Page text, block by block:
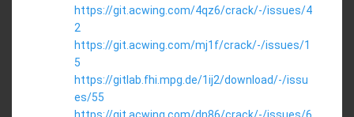
https://git.acwing.com/4qz6/crack/-/issues/4
2
https://git.acwing.com/mj1f/crack/-/issues/1
5
https://gitlab.fhi.mpg.de/1ij2/download/-/issu
es/55